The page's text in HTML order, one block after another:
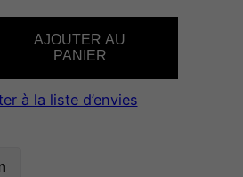
AJOUTER AU
PANIER
à la liste d’envies